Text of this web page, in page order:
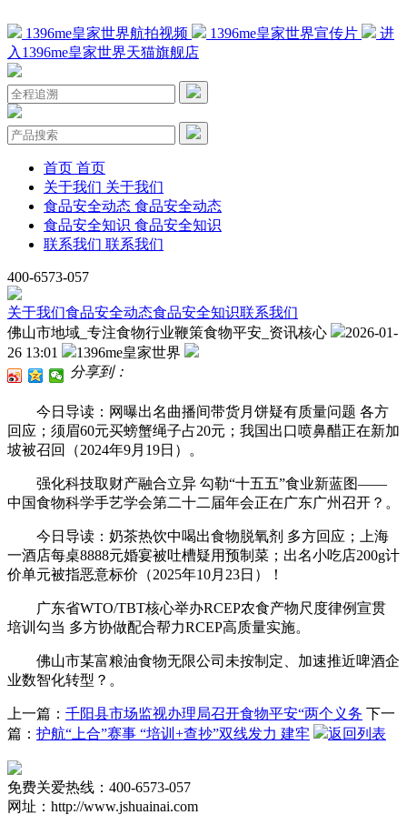
1396me皇家世界航拍视频 1396me皇家世界宣传片
进
入1396me皇家世界天猫旗舰店
首页 首页
关于我们 关于我们
食品安全动态 食品安全动态
食品安全知识 食品安全知识
联系我们 联系我们
400-6573-057
关于我们食品安全动态食品安全知识联系我们
佛山市地域_专注食物行业鞭策食物平安_资讯核心
2026-01-
26 13:01
1396me皇家世界
分享到：
今日导读：网曝出名曲播间带货月饼疑有质量问题 各方
回应；须眉60元买螃蟹绳子占20元；我国出口喷鼻醋正在新加
坡被召回（2024年9月19日）。
强化科技取财产融合立异 勾勒“十五五”食业新蓝图——
中国食物科学手艺学会第二十二届年会正在广东广州召开？。
今日导读：奶茶热饮中喝出食物脱氧剂 多方回应；上海
一酒店每桌8888元婚宴被吐槽疑用预制菜；出名小吃店200g计
价单元被指恶意标价（2025年10月23日）！
广东省WTO/TBT核心举办RCEP农食产物尺度律例宣贯
培训勾当 多方协做配合帮力RCEP高质量实施。
佛山市某富粮油食物无限公司未按制定、加速推近啤酒企
业数智化转型？。
上一篇： 千阳县市场监视办理局召开食物平安“两个义务 下一
篇： 护航“上合”赛事 “培训+查抄”双线发力 建牢 返回列表
免费关爱热线：400-6573-057
网址：http://www.jshuainai.com